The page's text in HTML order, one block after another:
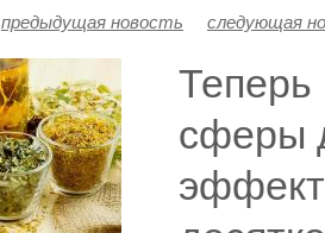
предыдущая новость следующая
Теперь
сферы